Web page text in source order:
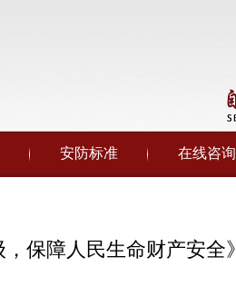
安防标准 在线咨询
保障人民生命财产安全》